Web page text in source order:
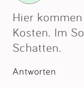
Hier
Kosten. Im
Schatten.
Antworten